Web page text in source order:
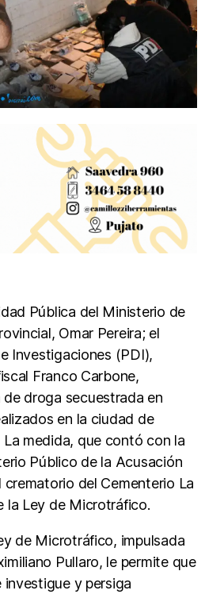
Pública del Ministerio de
Omar Pereira; el
Investigaciones (PDI),
Franco Carbone,
droga secuestrada en
en la ciudad de
La medida, que contó con la
Público de la Acusación
crematorio del Cementerio La
la Ley de Microtráfico.
de Microtráfico, impulsada
Pullaro, le permite que
investigue y persiga